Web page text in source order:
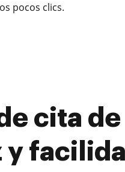
pocos clics.
cita
y